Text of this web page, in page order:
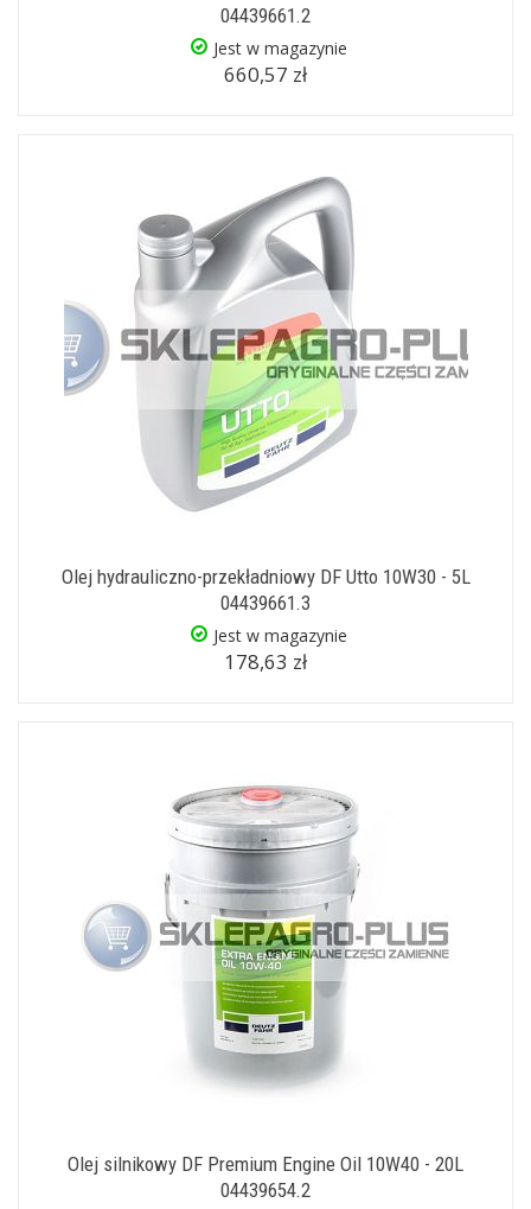
04439661.2
Jest w magazynie
660,57 zł
Olej hydrauliczno-przekładniowy DF Utto 10W30 - 5L
04439661.3
Jest w magazynie
178,63 zł
Olej silnikowy DF Premium Engine Oil 10W40 - 20L
04439654.2